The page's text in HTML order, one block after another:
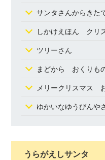
サンタさんからきた
しかけえほん クリ
ツリーさん
まどから おくりも
メリークリスマス
ゆかいなゆうびんや
うらがえしサンタ